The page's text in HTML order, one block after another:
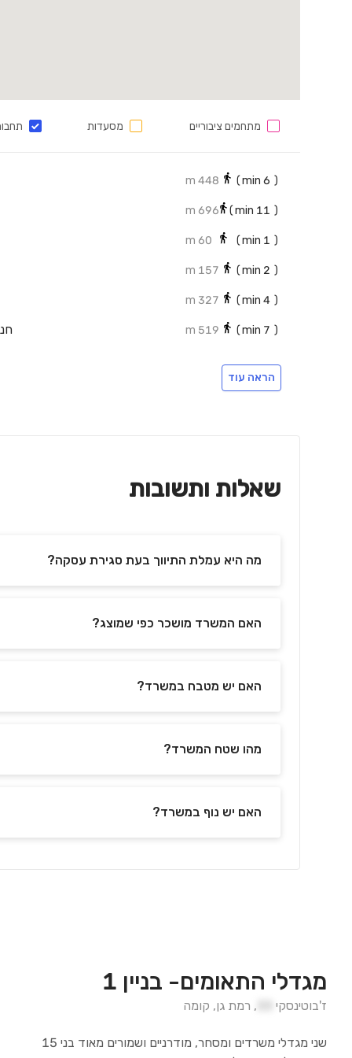
מתחמים ציבוריים מסעדות
(
6
448 m
(
11
696 m
(
1
60 m
(
2
157 m
(
4
327 m
(
7
519 m
הראה עוד
שאלות ותשובות
מה היא עמלת התיווך בעת סגירת עסקה?
האם המשרד מושכר כפי שמוצג?
האם יש מטבח במשרד?
מהו שטח המשרד?
האם יש נוף במשרד?
מגדלי התאומים- בניין 1
ז'בוטינסקי , רמת גן, קומה
שני מגדלי משרדים ומסחר, מודרניים ושמורים מאוד בני 15